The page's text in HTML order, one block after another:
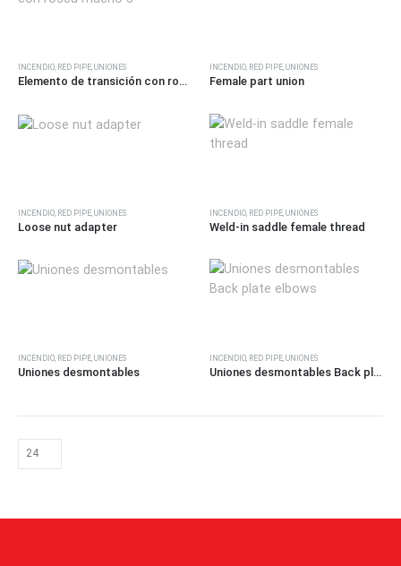
INCENDIO, RED PIPE, UNIONES
Elemento de transición con rosca macho 3
INCENDIO, RED PIPE, UNIONES
Female part union
INCENDIO RED PIPE UNIONES
Loose nut adapter
INCENDIO RED PIPE UNIONES
Weld-in saddle female thread
INCENDIO RED PIPE UNIONES
Uniones desmontables
INCENDIO RED PIPE UNIONES
Uniones desmontables Back plate elbows